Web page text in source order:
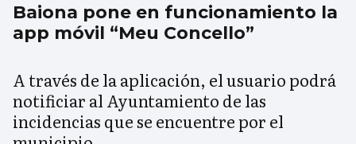
Baiona pone en funcionamiento la
app móvil “Meu Concello”
A través de la aplicación, el usuario podrá
notificiar al Ayuntamiento de las
incidencias que se encuentre por el